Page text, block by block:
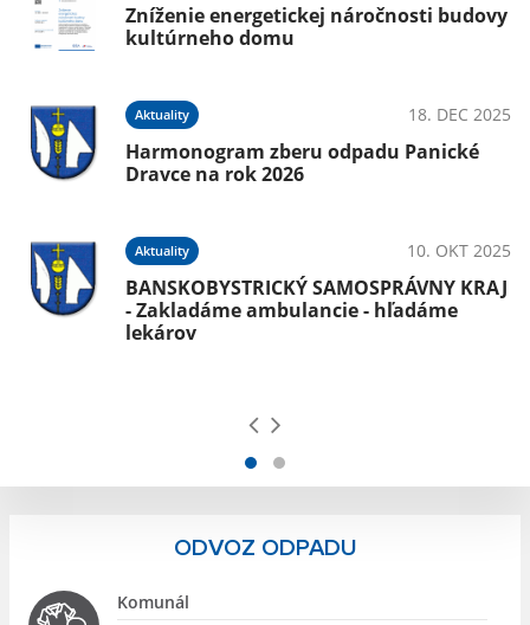
Zníženie energetickej náročnosti budovy
kultúrneho domu
Aktuality 18. DEC 2025
Harmonogram zberu odpadu Panické
Dravce na rok 2026
Aktuality 10. OKT 2025
BANSKOBYSTRICKÝ SAMOSPRÁVNY KRAJ
- Zakladáme ambulancie - hľadáme
lekárov
ODVOZ ODPADU
Komunál